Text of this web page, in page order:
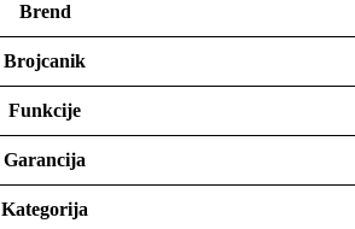
Brend
Brojcanik
Funkcije
Garancija
Kategorija